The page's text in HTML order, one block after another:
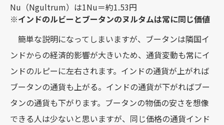
Nu（Ngultrum）は1Nu＝約1.53円
※インドのルビーとブータンのヌルタムは常に同じ価値
簡単な説明になってしまいますが、ブータンは隣国イ
ンドからの経済的影響が大きいため、通貨変動も常にイ
ンドのルピーに左右されます。インドの通貨が上がれば
ブータンの通貨も上がる。インドの通貨が下がればブー
タンの通貨も下がります。ブータンの物価の安さを想像
できる人は少ないと思いますが、同じ価格の通貨インド